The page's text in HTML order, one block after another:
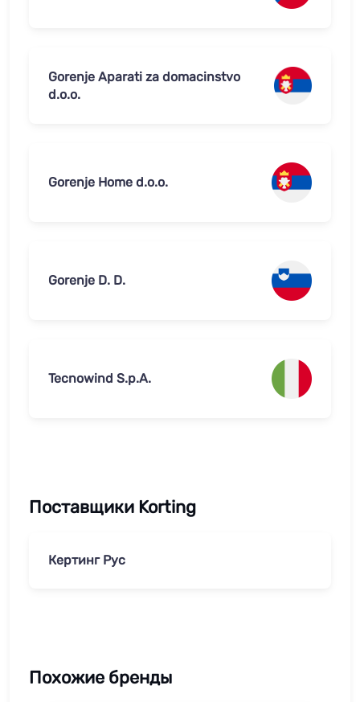
Gorenje Aparati za domacinstvo
d.o.o.
Gorenje Home d.o.o.
Gorenje D. D.
Tecnowind S.p.A.
Поставщики Korting
Кертинг Рус
Похожие бренды